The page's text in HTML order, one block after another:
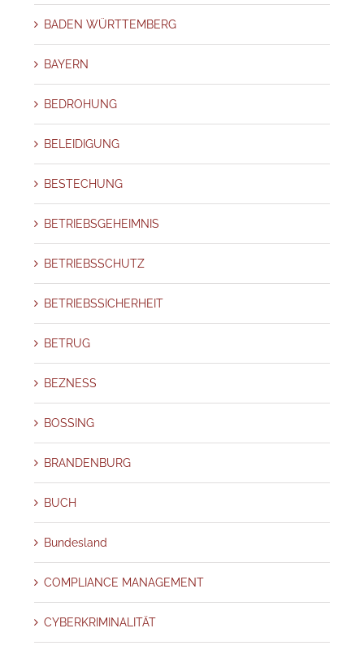
BADEN WÜRTTEMBERG
BAYERN
BEDROHUNG
BELEIDIGUNG
BESTECHUNG
BETRIEBSGEHEIMNIS
BETRIEBSSCHUTZ
BETRIEBSSICHERHEIT
BETRUG
BEZNESS
BOSSING
BRANDENBURG
BUCH
Bundesland
COMPLIANCE MANAGEMENT
CYBERKRIMINALITÄT